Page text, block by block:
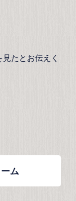
たとお伝えく
ム